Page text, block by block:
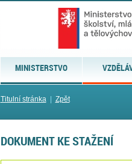
MINISTERSTVO
Titulní stránka| Zpět
DOKUMENT KE STAŽENÍ